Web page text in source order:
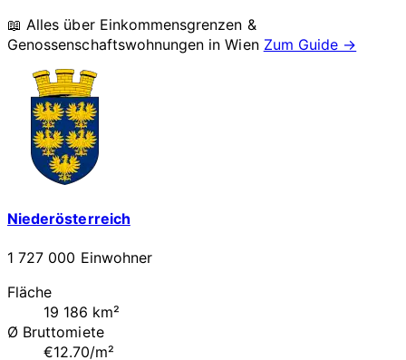
📖 Alles über Einkommensgrenzen &
Genossenschaftswohnungen inWien Zum Guide →
Niederösterreich
1 727 000 Einwohner
Fläche
19 186 km²
Ø Bruttomiete
€12.70/m²